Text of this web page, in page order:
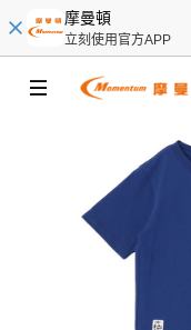
摩曼頓
立刻使用官方APP